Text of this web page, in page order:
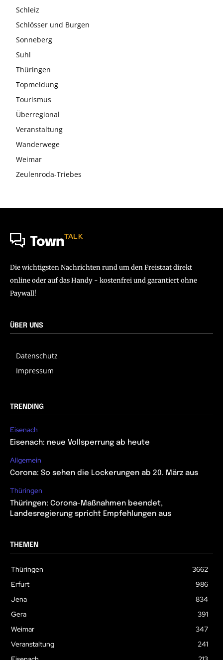
Schleiz
Schlösser und Burgen
Sonneberg
Suhl
Thüringen
Topmeldung
Tourismus
Überregional
Veranstaltung
Wanderwege
Weimar
Zeulenroda-Triebes
TownTALK
Die wichtigsten Nachrichten rund um den Freistaat direkt
online oder auf das Handy - kostenfrei und garantiert ohne
Paywall!
ÜBER UNS
Datenschutz
Impressum
TRENDING
Eisenach
Eisenach: neue Vollsperrung ab heute
Allgemein
Corona: So sehen die Lockerungen ab 20. März aus
Thüringen
Thüringen: Corona-Maßnahmen beendet,
Landesregierung spricht Empfehlungen aus
THEMEN
Thüringen
3662
Erfurt
986
Jena
834
Gera
391
Weimar
347
Veranstaltung
241